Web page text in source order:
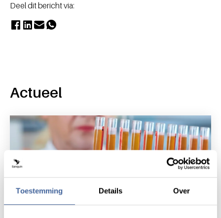
Toestemming Details Over
Deel dit bericht via:
Actueel